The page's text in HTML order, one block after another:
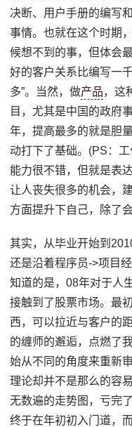
决断、用户手册的编写
事情。也就在这个时期
候想不到的事，但体会
好的客户关系比编写一
多”。当然，做产品，这
目，尤其是中国的政府
年，提高最多的就是胆
动打下了基础。(PS：
能力很不错，但就是表
让人丧失很多的机会，
方面提升下自己，除了
其实，从毕业开始到
还是沿着程序员->项目
知道的是，08年对于人
接触到了股票市场。最
西，可以拉近与客户的
的缠师的邂逅，点燃了
始从不同的角度来重新
理论却并不是那么的容
无数遍的走势图，亏完
终于在年初初入门道，